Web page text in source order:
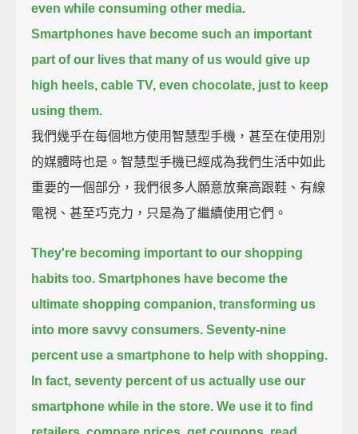
even while consuming other media.
Smartphones have become such an important
part of our lives that many of us would give up
high heels, cable TV, even chocolate, just to keep
using them.
我們幾乎在每個地方使用智慧型手機，甚至在使用別
的媒體時也是。智慧型手機已經成為我們生活中如此
重要的一個部分，我們很多人願意放棄高跟鞋、有線
電視、甚至巧克力，只是為了繼續使用它們。
They're becoming important to our shopping
habits too. Smartphones have become the
ultimate shopping companion, transforming us
into more savvy consumers. Seventy-nine
percent use a smartphone to help with shopping.
In fact, seventy percent of us actually use our
smartphone while in the store. We use it to find